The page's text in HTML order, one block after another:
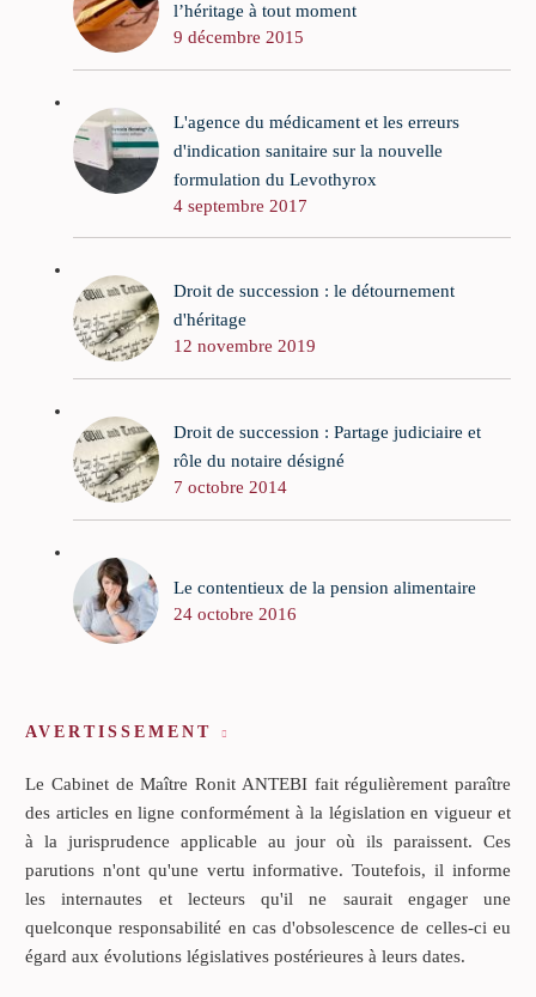
l’héritage à tout moment
9 décembre 2015
L'agence du médicament et les erreurs
d'indication sanitaire sur la nouvelle
formulation du Levothyrox
4 septembre 2017
Droit de succession : le détournement
d'héritage
12 novembre 2019
Droit de succession : Partage judiciaire et
rôle du notaire désigné
7 octobre 2014
Le contentieux de la pension alimentaire
24 octobre 2016
AVERTISSEMENT
Le Cabinet de Maître Ronit ANTEBI fait régulièrement paraître
des articles en ligne conformément à la législation en vigueur et
à la jurisprudence applicable au jour où ils paraissent. Ces
parutions n'ont qu'une vertu informative. Toutefois, il informe
les internautes et lecteurs qu'il ne saurait engager une
quelconque responsabilité en cas d'obsolescence de celles-ci eu
égard aux évolutions législatives postérieures à leurs dates.